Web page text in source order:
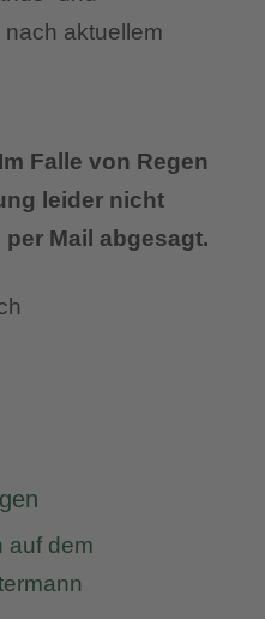
aktuellem
Falle von Regen
leider nicht
Mail abgesagt.